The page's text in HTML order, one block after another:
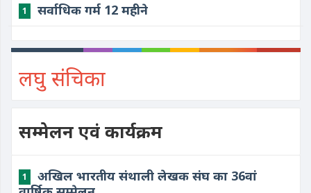
1 सर्वाधिक गर्म 12 महीने
लघु संचिका
सम्मेलन एवं कार्यक्रम
1
अखिल भारतीय संथाली लेखक संघ का 36वां